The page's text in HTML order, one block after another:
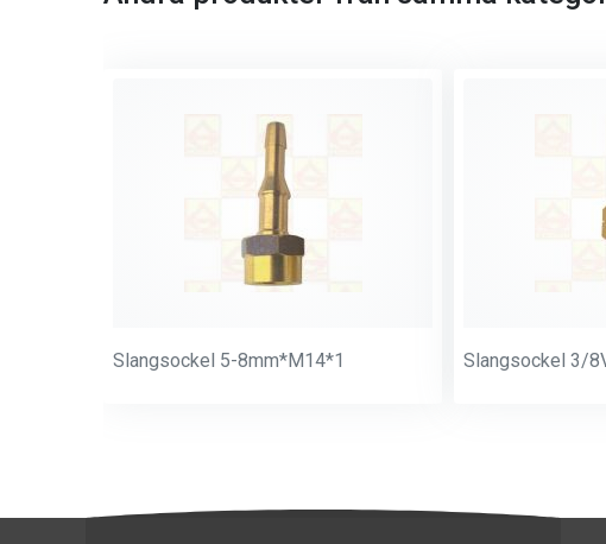
Slangsockel 5-8mm*M14*1 Slangsockel 3/